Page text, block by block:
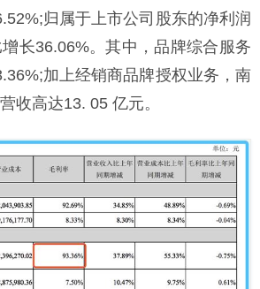
归属于上市公司股东的净利润
长36.06%。其中，品牌综合服务
加上经销商品牌授权业务，南
收高达13. 05 亿元。